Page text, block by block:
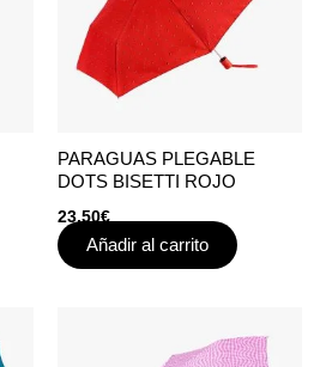
PARAGUAS PLEGABLE
DOTS BISETTI ROJO
23,50€
Añadir al carrito